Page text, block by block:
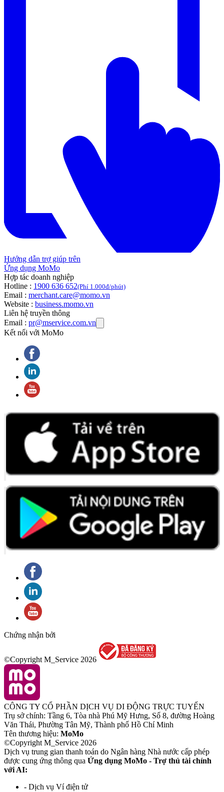
Hướng dẫn trợ giúp trên
Ứng dụng MoMo
Hợp tác doanh nghiệp
Hotline : 1900 636 652(Phí 1.000đ/phút)
Email : merchant.care@momo.vn
Website : business.momo.vn
Liên hệ truyền thông
Email : pr@mservice.com.vn
Kết nối với MoMo
Chứng nhận bởi
©Copyright M_Service 2026
CÔNG TY CỔ PHẦN DỊCH VỤ DI ĐỘNG TRỰC TUYẾN
Trụ sở chính: Tầng 6, Tòa nhà Phú Mỹ Hưng, Số 8, đường Hoàng
Văn Thái, Phường Tân Mỹ, Thành phố Hồ Chí Minh
Tên thương hiệu: MoMo
©Copyright M_Service 2026
Dịch vụ trung gian thanh toán do Ngân hàng Nhà nước cấp phép
được cung ứng thông qua Ứng dụng MoMo - Trợ thủ tài chính
với AI:
- Dịch vụ Ví điện tử